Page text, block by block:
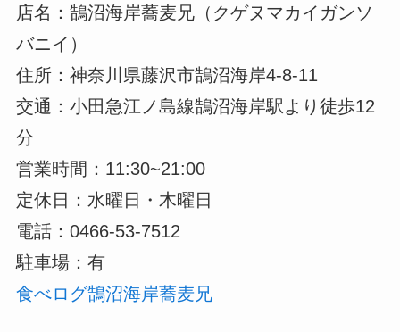
店名：鵠沼海岸蕎麦兄（クゲヌマカイガンソ
バニイ）
住所：神奈川県藤沢市鵠沼海岸4-8-11
交通：小田急江ノ島線鵠沼海岸駅より徒歩12
分
営業時間：11:30~21:00
定休日：水曜日・木曜日
電話：0466-53-7512
駐車場：有
食べログ鵠沼海岸蕎麦兄